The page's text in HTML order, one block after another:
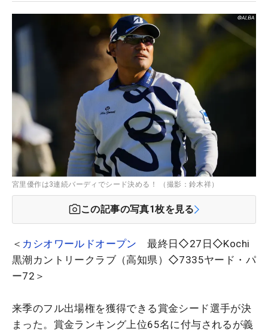
宮里優作は3連続バーディでシード決める！ （撮影：鈴木祥）
この記事の写真1枚を見る
＜ カシオワールドオープン 最終日◇27日◇Kochi
黒潮カントリークラブ（高知県）◇7335ヤード・パ
ー72＞
来季のフル出場権を獲得できる賞金シード選手が決
まった。賞金ランキング上位65名に付与されるが義